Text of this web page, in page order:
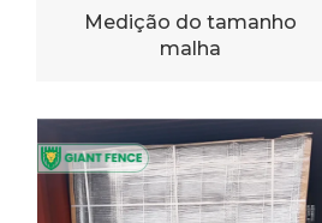
Medição do tamanho
malha